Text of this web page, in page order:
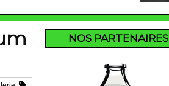
NOS PARTENAIRES